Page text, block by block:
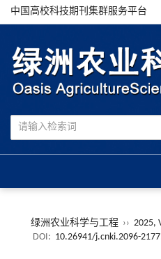
中国高校科技期刊集群服务平台
绿洲农业科学与工程 ›› 2025,
DOI: 10.26941/j.cnki.2096-